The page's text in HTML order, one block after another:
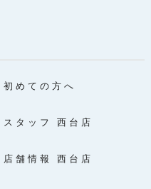
初めての方へ
スタッフ 西台店
店舗情報 西台店